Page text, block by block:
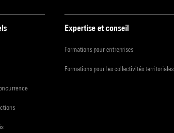
Expertise et conseil
Formations pour entreprises
Formations pour les collectivités territoriales